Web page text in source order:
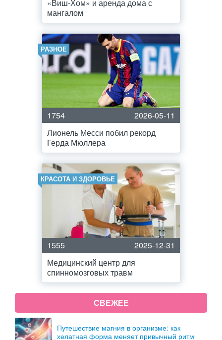
«Виш-Хом» и аренда дома с
мангалом
РАЗНОЕ
1754
2026-05-11
Лионель Месси побил рекорд
Герда Мюллера
КРАСОТА И ЗДОРОВЬЕ
1555
2025-12-31
Медицинский центр для
спинномозговых травм
СВЕЖЕЕ
Путешествие магния в организме: как
хелатная форма меняет привычный ритм